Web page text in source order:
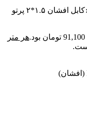
کابل افشان ۱.۵*۲ پرتو
هر متر